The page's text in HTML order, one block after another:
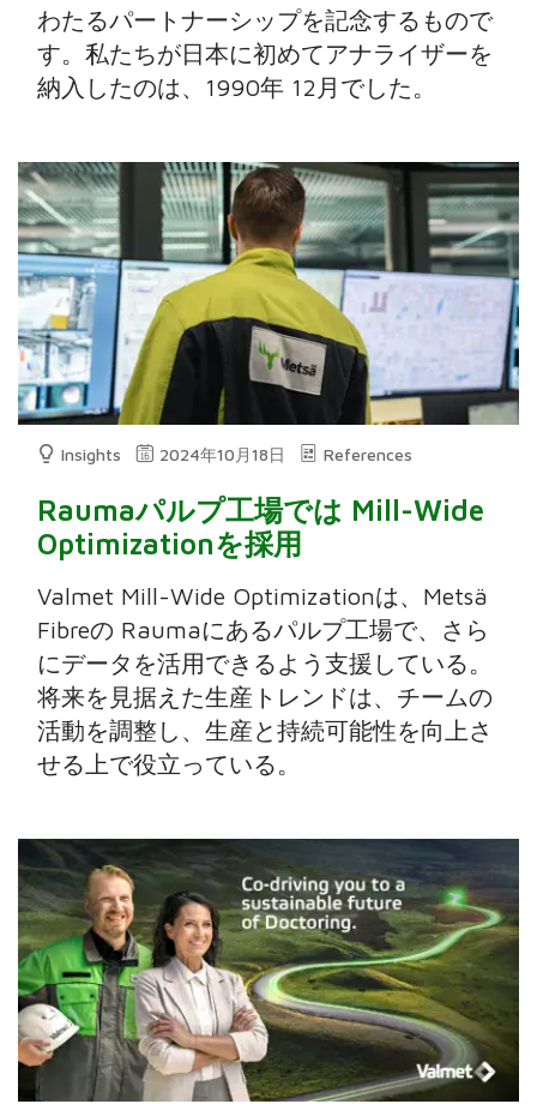
わたるパートナーシップを記念するもので
す。私たちが日本に初めてアナライザーを
納入したのは、1990年 12月でした。
Insights 2024年10月18日 References
Raumaパルプ工場では Mill-Wide
Optimizationを採用
Valmet Mill-Wide Optimizationは、Metsä
Fibreの Raumaにあるパルプ工場で、さら
にデータを活用できるよう支援している。
将来を見据えた生産トレンドは、チームの
活動を調整し、生産と持続可能性を向上さ
せる上で役立っている。